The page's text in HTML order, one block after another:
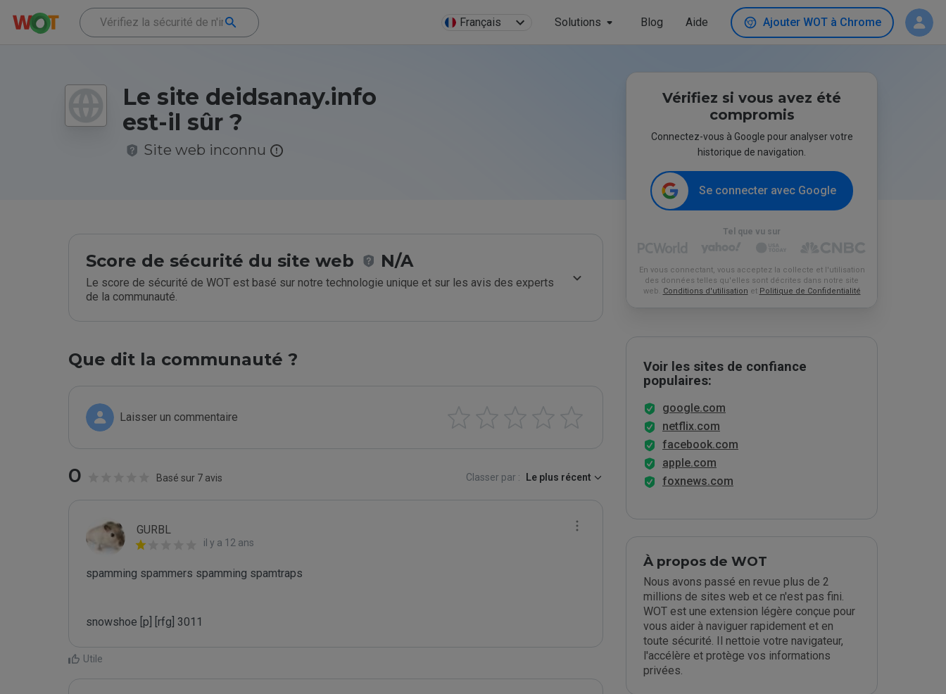
Français Solutions Blog Aide Ajouter WOT à Chrome
Le site deidsanay.info
est-il sûr ?
Site web inconnu
Score de sécurité du site web N/A
Le score de sécurité de WOT est basé sur notre technologie unique et sur les avis des experts
de la communauté.
Que dit la communauté ?
Laisser un commentaire
0 Basé sur 7 avis Classer par : Le plus récent
GURBL
il y a 12 ans
spamming spammers spamming spamtraps
snowshoe [p] [rfg] 3011
Utile
Vérifiez si vous avez été
compromis
Connectez-vous à Google pour analyser votre
historique de navigation.
Se connecter avec Google
Tel que vu sur
En vous connectant, vous acceptez la collecte et l'utilisation
des données telles qu'elles sont décrites dans notre site
web. Conditions d'utilisation et Politique de Confidentialité
Voir les sites de confiance
populaires:
google.com
netflix.com
facebook.com
apple.com
foxnews.com
À propos de WOT
Nous avons passé en revue plus de 2
millions de sites web et ce n'est pas fini.
WOT est une extension légère conçue pour
vous aider à naviguer rapidement et en
toute sécurité. Il nettoie votre navigateur,
l'accélère et protège vos informations
privées.